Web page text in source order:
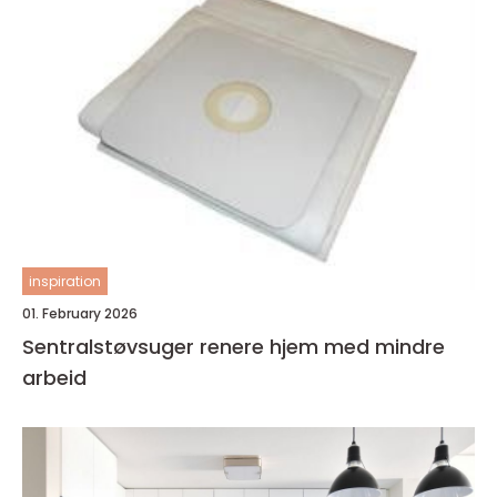
inspiration
01. February 2026
Sentralstøvsuger renere hjem med mindre
arbeid